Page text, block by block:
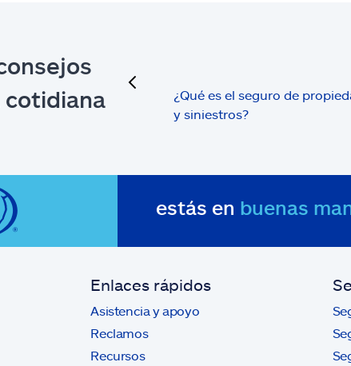
cotidiana
¿Qué es el seguro de
y siniestros?
estás en buenas
Enlaces rápidos
Asistencia y apoyo
Reclamos
Recursos